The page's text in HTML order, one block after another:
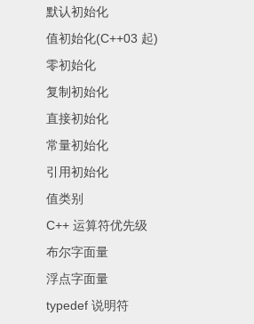
默认初始化
值初始化(C++03 起)
零初始化
复制初始化
直接初始化
常量初始化
引用初始化
值类别
C++ 运算符优先级
布尔字面量
浮点字面量
typedef 说明符